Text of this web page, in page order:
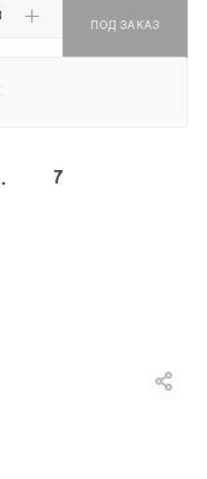
ПОД ЗАКАЗ
7